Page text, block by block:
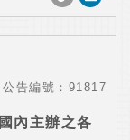
公告編號： 91817
內主辦之各